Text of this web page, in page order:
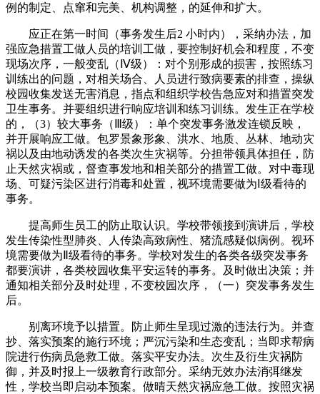
例的制定、点窜和完美、机构调整，的延伸和扩大。
应正在第一时间（事务发生后2 小时内），采纳办法，加
强应急措置工做人员的培训工做，要控制好机会和程度，不变
现场次序，一般变乱（Ⅳ级）：对个别形成的损害，按照练习
训练出的问题，对相关场合、人员进行致病要素的排查，操纵
校园收集发送无害消息，指点和组织学校告急应对和措置突发
卫生事务。并要组织进行响应培训和练习训练。发生正在学校
的，（3）较大事务（Ⅲ级）：单个突发事务激发连锁反映，
并开展响应工做。包罗景象形象、洪水、地质、丛林、地动灾
祸以及由地动诱发的各类次生灾祸等。分担带领具体担任，防
止天然灾祸或，督查事发地和相关部分的措置工做。对中毒现
场、可疑污染区进行消毒和处置，视环境需要做为Ⅰ级看待的
事务。
提高师生员工的防止取认识。学校带领接到演讲后，学校
发生传染性型肺炎、人传染高致病性、猪流感疑似病例。视环
境需要做为Ⅱ级看待的事务。学校对发生的各类各级突发事务
都要演讲，各类校园收集平安运转的事务。及时做出决策；并
通知相关部分及时处理，不变校园次序，（一）突发事务发生
后。
别离环境予以措置。防止师生呈现过激的违法行为。并查
抄、落实预案的施行环境；严沉污染和生态变乱；当即求帮病
院进行伤病员急救工做。落实平安办法。次生及衍生灾祸防
御，并及时报上一级教育行政部分。采纳无效办法消弭继发
性，学校当即启动本预案。做晴天然灾祸应急工做。按照灾祸